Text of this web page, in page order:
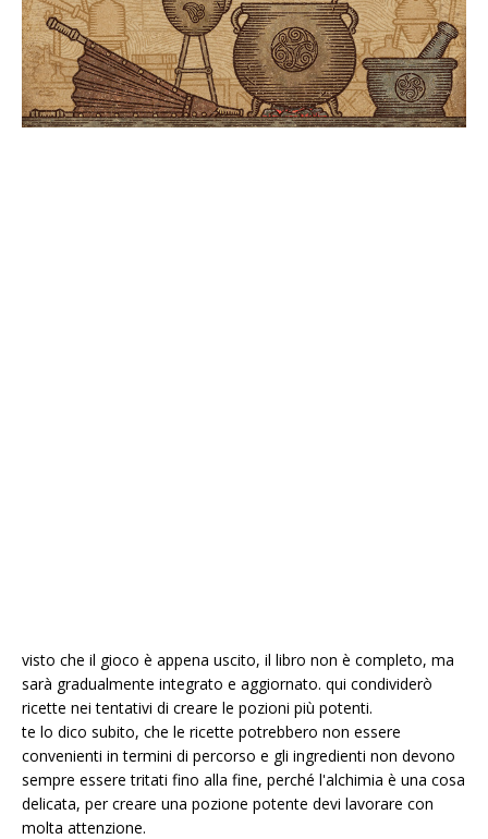
visto che il gioco è appena uscito, il libro non è completo, ma
sarà gradualmente integrato e aggiornato. qui condividerò
ricette nei tentativi di creare le pozioni più potenti.
te lo dico subito, che le ricette potrebbero non essere
convenienti in termini di percorso e gli ingredienti non devono
sempre essere tritati fino alla fine, perché l'alchimia è una cosa
delicata, per creare una pozione potente devi lavorare con
molta attenzione.